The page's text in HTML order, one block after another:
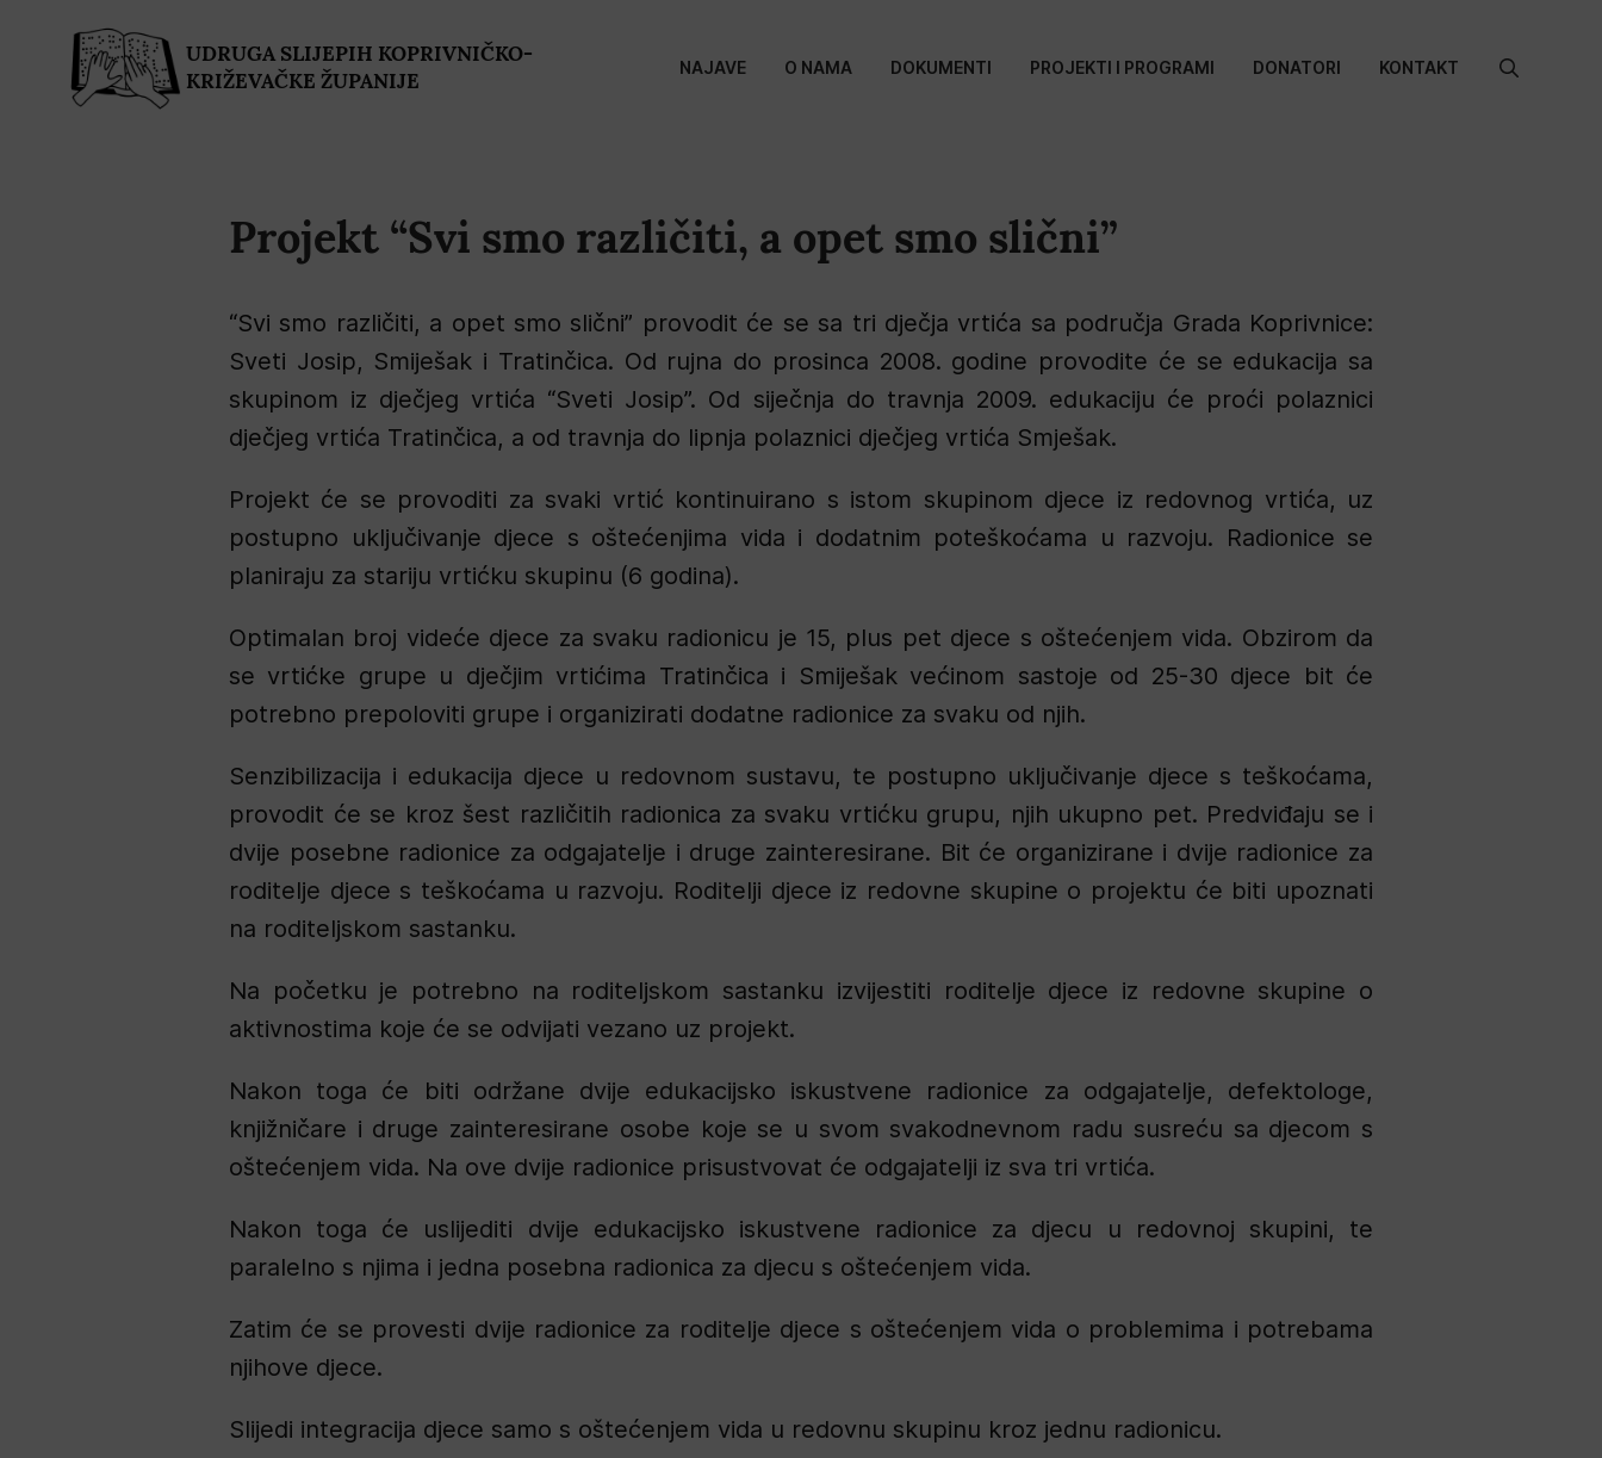
UDRUGA SLIJEPIH KOPRIVNIČKO-
KRIŽEVAČKE ŽUPANIJE
NAJAVE O NAMA DOKUMENTI PROJEKTI I PROGRAMI DONATORI KONTAKT
Projekt “Svi smo različiti, a opet smo slični”
“Svi smo različiti, a opet smo slični” provodit će se sa tri dječja vrtića sa područja Grada Koprivnice:
Sveti Josip, Smiješak i Tratinčica. Od rujna do prosinca 2008. godine provodite će se edukacija sa
skupinom iz dječjeg vrtića “Sveti Josip”. Od siječnja do travnja 2009. edukaciju će proći polaznici
dječjeg vrtića Tratinčica, a od travnja do lipnja polaznici dječjeg vrtića Smješak.
Projekt će se provoditi za svaki vrtić kontinuirano s istom skupinom djece iz redovnog vrtića, uz
postupno uključivanje djece s oštećenjima vida i dodatnim poteškoćama u razvoju. Radionice se
planiraju za stariju vrtićku skupinu (6 godina).
Optimalan broj videće djece za svaku radionicu je 15, plus pet djece s oštećenjem vida. Obzirom da
se vrtićke grupe u dječjim vrtićima Tratinčica i Smiješak većinom sastoje od 25-30 djece bit će
potrebno prepoloviti grupe i organizirati dodatne radionice za svaku od njih.
Senzibilizacija i edukacija djece u redovnom sustavu, te postupno uključivanje djece s teškoćama,
provodit će se kroz šest različitih radionica za svaku vrtićku grupu, njih ukupno pet. Predviđaju se i
dvije posebne radionice za odgajatelje i druge zainteresirane. Bit će organizirane i dvije radionice za
roditelje djece s teškoćama u razvoju. Roditelji djece iz redovne skupine o projektu će biti upoznati
na roditeljskom sastanku.
Na početku je potrebno na roditeljskom sastanku izvijestiti roditelje djece iz redovne skupine o
aktivnostima koje će se odvijati vezano uz projekt.
Nakon toga će biti održane dvije edukacijsko iskustvene radionice za odgajatelje, defektologe,
knjižničare i druge zainteresirane osobe koje se u svom svakodnevnom radu susreću sa djecom s
oštećenjem vida. Na ove dvije radionice prisustvovat će odgajatelji iz sva tri vrtića.
Nakon toga će uslijediti dvije edukacijsko iskustvene radionice za djecu u redovnoj skupini, te
paralelno s njima i jedna posebna radionica za djecu s oštećenjem vida.
Zatim će se provesti dvije radionice za roditelje djece s oštećenjem vida o problemima i potrebama
njihove djece.
Slijedi integracija djece samo s oštećenjem vida u redovnu skupinu kroz jednu radionicu.